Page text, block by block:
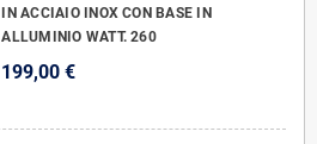
IN ACCIAIO INOX CON BASE IN
ALLUMINIO WATT. 260
199,00 €